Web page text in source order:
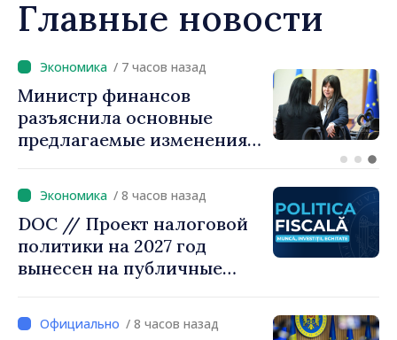
Главные новости
/ 6 часов назад
Премьер-министр Василе
Тофан провёл телефонный
разговор с болгарским
Радевым
/ 8 часов назад
DOC // Проект налоговой
политики на 2027 год
вынесен на публичные
/ 8 часов назад